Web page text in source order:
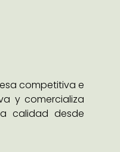
competitiva e
y comercializa
calidad desde